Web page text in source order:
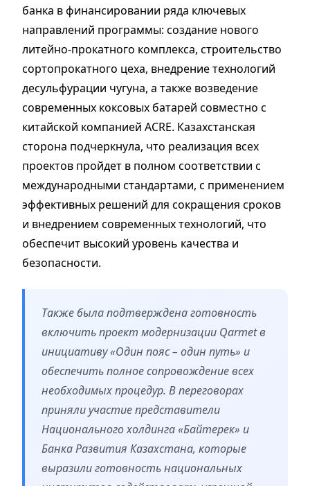
банка в финансировании ряда ключевых
направлений программы: создание нового
литейно-прокатного комплекса, строительство
сортопрокатного цеха, внедрение технологий
десульфурации чугуна, а также возведение
современных коксовых батарей совместно с
китайской компанией ACRE. Казахстанская
сторона подчеркнула, что реализация всех
проектов пройдет в полном соответствии с
международными стандартами, с применением
эффективных решений для сокращения сроков
и внедрением современных технологий, что
обеспечит высокий уровень качества и
безопасности.
Также была подтверждена готовность
включить проект модернизации Qarmet в
инициативу «Один пояс – один путь» и
обеспечить полное сопровождение всех
необходимых процедур. В переговорах
приняли участие представители
Национального холдинга «Байтерек» и
Банка Развития Казахстана, которые
выразили готовность национальных